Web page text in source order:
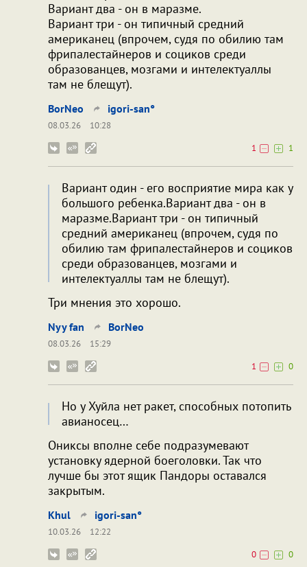
Вариант два - он в маразме.
Вариант три - он типичный средний
американец (впрочем, судя по обилию там
фрипалестайнеров и социков среди
образованцев, мозгами и интелектуаллы
там не блещут).
BorNeo igori-san°
08.03.26
10:28
1
1
Вариант один - его восприятие мира как у
большого ребенка.Вариант два - он в
маразме.Вариант три - он типичный
средний американец (впрочем, судя по
обилию там фрипалестайнеров и социков
среди образованцев, мозгами и
интелектуаллы там не блещут).
Три мнения это хорошо.
Nyy fan BorNeo
08.03.26
15:29
1
0
Но у Хуйла нет ракет, способных потопить
авианосец…
Ониксы вполне себе подразумевают
установку ядерной боеголовки. Так что
лучше бы этот ящик Пандоры оставался
закрытым.
Khul igori-san°
10.03.26
12:22
0
0